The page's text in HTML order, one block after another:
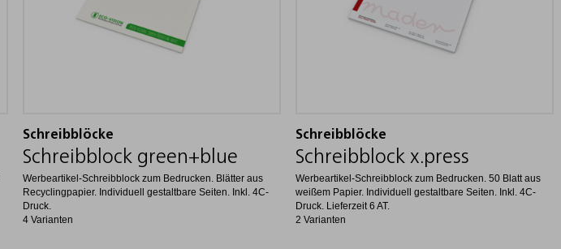
Schreibblöcke
Schreibblock green+blue
Werbeartikel-Schreibblock zum Bedrucken. Blätter aus
Recyclingpapier. Individuell gestaltbare Seiten. Inkl. 4C-
Druck.
4 Varianten
Schreibblöcke
Schreibblock x.press
Werbeartikel-Schreibblock zum Bedrucken. 50 Blatt aus
weißem Papier. Individuell gestaltbare Seiten. Inkl. 4C-
Druck. Lieferzeit 6 AT.
2 Varianten